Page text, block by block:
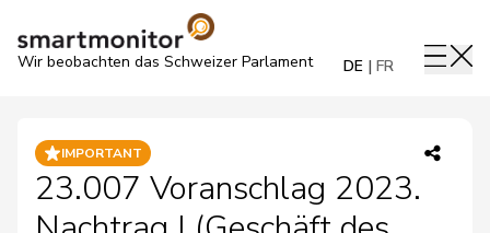
Wir beobachten das Schweizer Parlament DE FR
IMPORTANT
23.007 Voranschlag 2023.